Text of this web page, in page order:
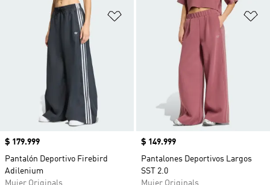
Añadir a la lista de deseos
Precio
$ 179.999
Pantalón Deportivo Firebird
Adilenium
Mujer Originals
Precio
$ 149.999
Pantalones Deportivos Largos
SST 2.0
Mujer Originals